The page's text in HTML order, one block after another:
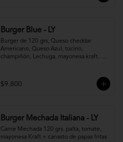
Burger Blue - LY
Burger de 120 grs, Queso cheddar
Americano, Queso Azul, tocino,
champiñón, Lechuga, mayonesa kraft. +
$9.800
Burger Mechada Italiana - LY
Carne Mechada 120 grs. palta, tomate,
mayonesa Kraft + canasto de papas fritas